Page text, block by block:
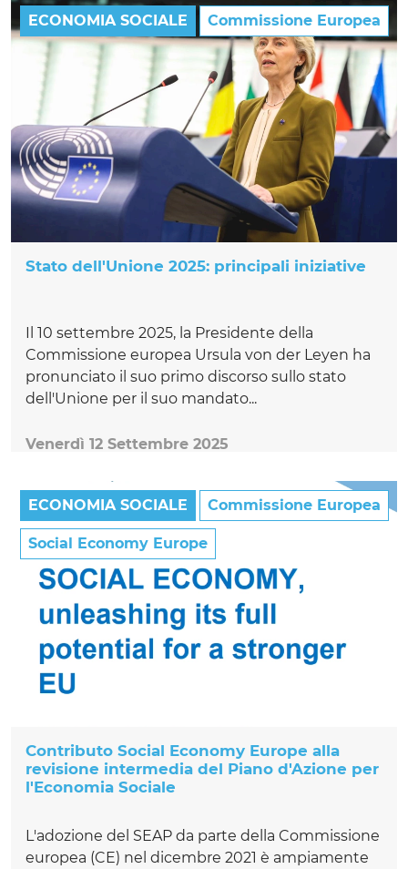
ECONOMIA SOCIALE Commissione Europea
Stato dell'Unione 2025: principali iniziative
Il 10 settembre 2025, la Presidente della
Commissione europea Ursula von der Leyen ha
pronunciato il suo primo discorso sullo stato
dell'Unione per il suo mandato...
Venerdì 12 Settembre 2025
ECONOMIA SOCIALE Commissione Europea
Social Economy Europe
Contributo Social Economy Europe alla
revisione intermedia del Piano d'Azione per
l'Economia Sociale
L'adozione del SEAP da parte della Commissione
europea (CE) nel dicembre 2021 è ampiamente